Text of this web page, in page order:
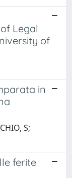
Legal
of
in
S;
ferite